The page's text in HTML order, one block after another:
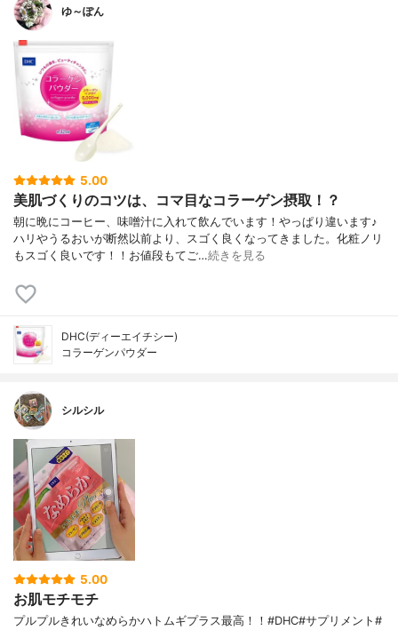
ゆ～ぽん
5.00
美肌づくりのコツは、コマ目なコラーゲン摂取！？
朝に晩にコーヒー、味噌汁に入れて飲んでいます！やっぱり違います♪
ハリやうるおいが断然以前より、スゴく良くなってきました。化粧ノリ
もスゴく良いです！！お値段もてご…続きを見る
DHC(ディーエイチシー)
コラーゲンパウダー
シルシル
5.00
お肌モチモチ
プルプルきれいなめらかハトムギプラス最高！！#DHC#サプリメント#